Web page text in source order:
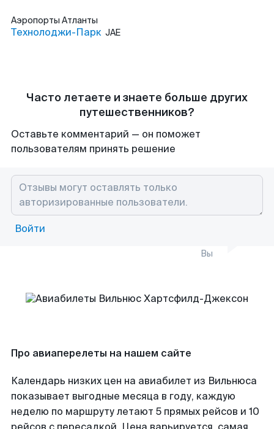
Аэропорты Атланты
Технолоджи-Парк JAE
Часто летаете и знаете больше других
путешественников?
Оставьте комментарий — он поможет
пользователям принять решение
Войти
Вы
Про авиаперелеты на нашем сайте
Календарь низких цен на авиабилет из Вильнюса
показывает выгодные месяца в году, каждую
неделю по маршруту летают 5 прямых рейсов и 10